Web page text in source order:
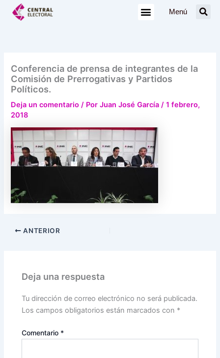
Menú
Conferencia de prensa de integrantes de la
Comisión de Prerrogativas y Partidos
Políticos.
Deja un comentario / PorJuan José García/1 febrero,
2018
ANTERIOR
Deja una respuesta
Tu dirección de correo electrónico no será publicada.
Los campos obligatorios están marcados con *
Comentario *